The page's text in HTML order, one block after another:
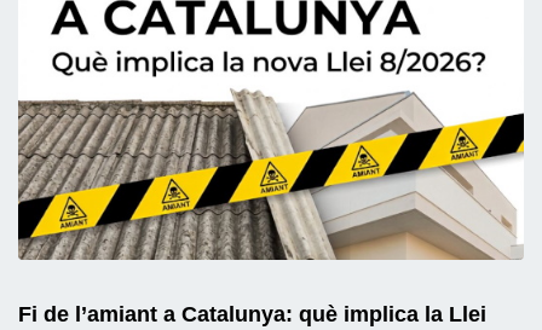
Fi de l’amiant a Catalunya: què implica la Llei